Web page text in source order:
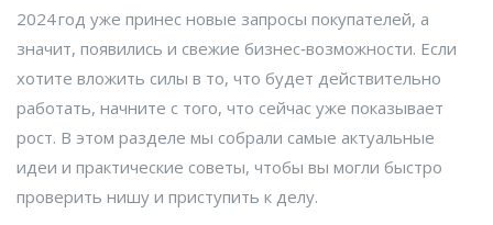
2024 год уже принес новые запросы покупателей, а
значит, появились и свежие бизнес‑возможности. Если
хотите вложить силы в то, что будет действительно
работать, начните с того, что сейчас уже показывает
рост. В этом разделе мы собрали самые актуальные
идеи и практические советы, чтобы вы могли быстро
проверить нишу и приступить к делу.